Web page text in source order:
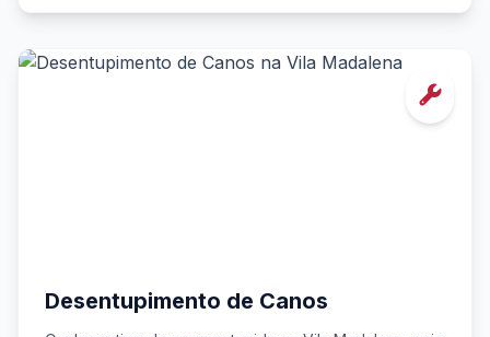
Desentupimento de Canos